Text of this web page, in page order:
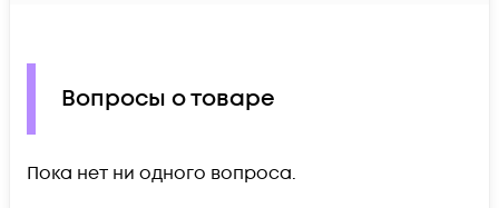
Вопросы о товаре
Пока нет ни одного вопроса.